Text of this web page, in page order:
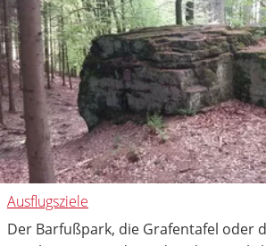
Ausflugsziele
Der Barfußpark, die Grafentafel oder